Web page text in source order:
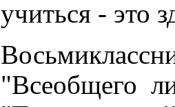
учиться - это
"Всеобщего